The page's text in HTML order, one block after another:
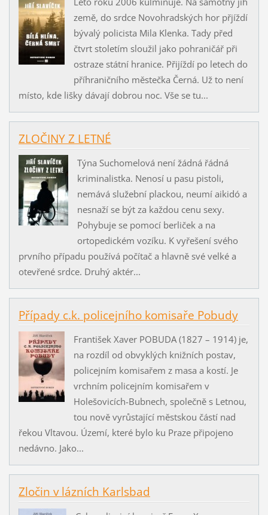
země, do srdce Novohradských hor přjíždí
bývalý policista Mila Klenka. Tady před
čtvrt stoletím sloužil jako pohraničář při
ostraze státní hranice. Přijíždí po letech do
příhraničního městečka Černá. Už to není
místo, kde lišky dávají dobrou noc. Vše se tu...
ZLOČINY Z LETNÉ
Týna Suchomelová není žádná řádná
kriminalistka. Nenosí u pasu pistoli,
nemává služební plackou, neumí aikidó a
nesnaží se být za každou cenu sexy.
Pohybuje se pomocí berliček a na
ortopedickém vozíku. K vyřešení svého
prvního případu používá počítač a hlavně své velké a
otevřené srdce. Druhý aktér...
Případy c.k. policejního komisaře Pobudy
František Xaver POBUDA (1827 – 1914) je,
na rozdíl od obvyklých knižních postav,
policejním komisařem z masa a kostí. Je
vrchním policejním komisařem v
Holešovicích-Bubnech, společně s Letnou,
tou nově vyrůstající městskou částí nad
řekou Vltavou. Území, které bylo ku Praze připojeno
nedávno. Jako...
Zločin v lázních Karlsbad